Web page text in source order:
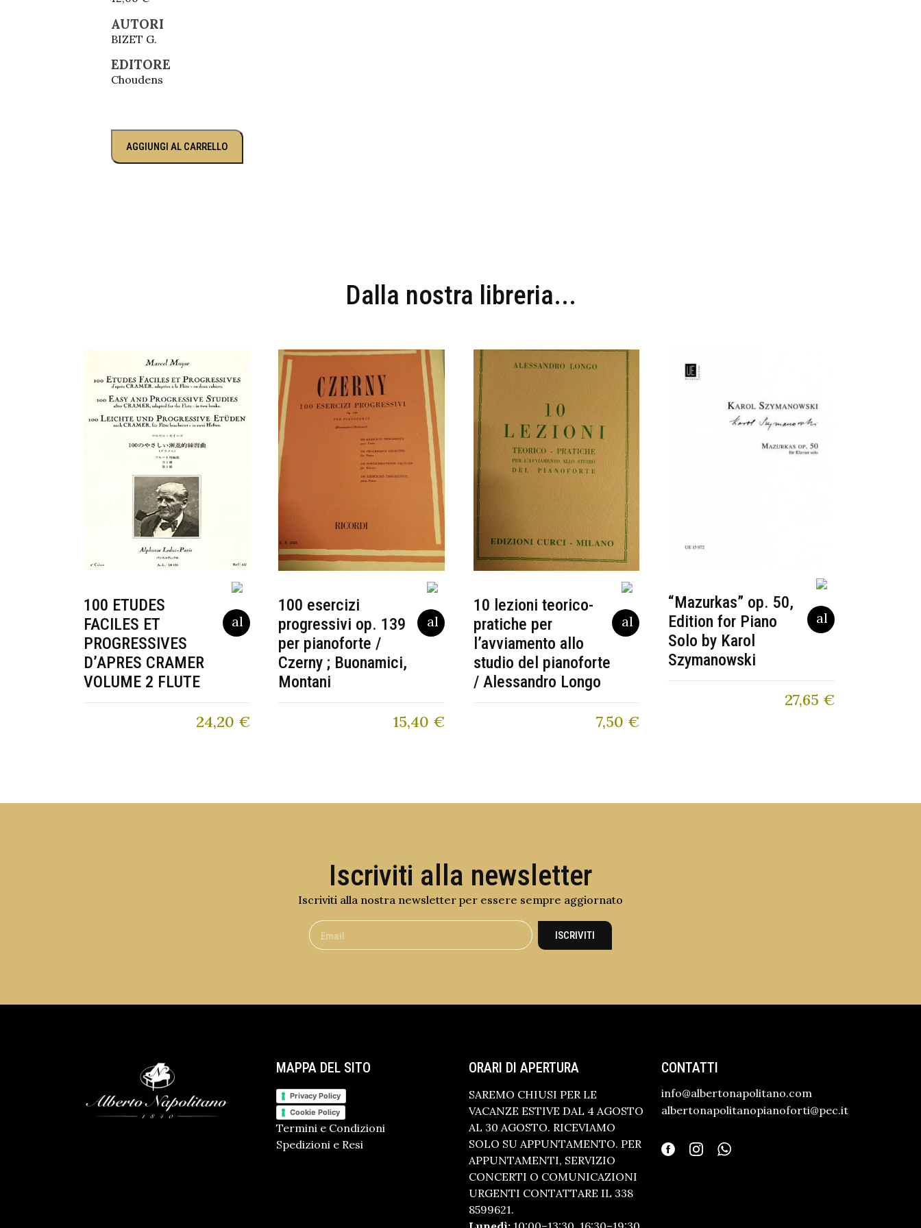
AUTORI
BIZET G.
EDITORE
Choudens
AGGIUNGI AL CARRELLO
Dalla nostra libreria...
100 ETUDES
FACILES ET
PROGRESSIVES
D’APRES CRAMER
VOLUME 2 FLUTE
24,20 €
100 esercizi
progressivi op. 139
per pianoforte /
Czerny ; Buonamici,
Montani
15,40 €
10 lezioni teorico-
pratiche per
l’avviamento allo
studio del pianoforte
/ Alessandro Longo
7,50 €
“Mazurkas” op. 50,
Edition for Piano
Solo by Karol
Szymanowski
27,65 €
Iscriviti alla newsletter
Iscriviti alla nostra newsletter per essere sempre aggiornato
ISCRIVITI
MAPPA DEL SITO
Privacy Policy
Cookie Policy
Termini e Condizioni
Spedizioni e Resi
ORARI DI APERTURA
SAREMO CHIUSI PER LE
VACANZE ESTIVE DAL 4 AGOSTO
AL 30 AGOSTO. RICEVIAMO
SOLO SU APPUNTAMENTO. PER
APPUNTAMENTI, SERVIZIO
CONCERTI O COMUNICAZIONI
URGENTI CONTATTARE IL 338
8599621.
CONTATTI
info@albertonapolitano.com
albertonapolitanopianoforti@pec.it